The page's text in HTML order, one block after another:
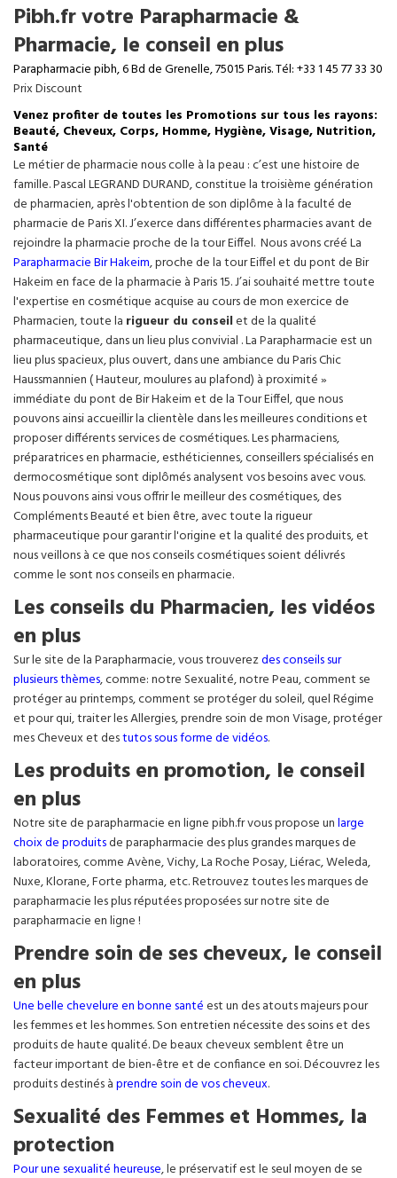
Pibh.fr votre Parapharmacie &
Pharmacie, le conseil en plus
Parapharmacie pibh, 6 Bd de Grenelle, 75015 Paris. Tél: +33 1 45 77 33 30
Prix Discount
Venez profiter de toutes les Promotions sur tous les rayons:
Beauté, Cheveux, Corps, Homme, Hygiène, Visage, Nutrition,
Santé
Le métier de pharmacie nous colle à la peau : c’est une histoire de
famille. Pascal LEGRAND DURAND, constitue la troisième génération
de pharmacien, après l'obtention de son diplôme à la faculté de
pharmacie de Paris XI. J’exerce dans différentes pharmacies avant de
rejoindre la pharmacie proche de la tour Eiffel. Nous avons créé La
Parapharmacie Bir Hakeim, proche de la tourEiffelet du pont de Bir
Hakeim en face de la pharmacie à Paris 15. J’ai souhaité mettre toute
l'expertise en cosmétique acquise au cours de mon exercice de
Pharmacien, toute la rigueur du conseilet de la qualité
pharmaceutique, dans un lieu plus convivial . La Parapharmacie est un
lieu plus spacieux, plus ouvert, dans une ambiance du Paris Chic
Haussmannien ( Hauteur, moulures au plafond) à proximité »
immédiate du pont de Bir Hakeim et de la Tour Eiffel, que nous
pouvons ainsi accueillir la clientèle dans les meilleures conditions et
proposer différents services de cosmétiques. Les pharmaciens,
préparatrices en pharmacie, esthéticiennes, conseillers spécialisés en
dermocosmétique sont diplômés analysent vos besoins avec vous.
Nous pouvons ainsi vous offrir le meilleur des cosmétiques, des
Compléments Beauté et bien être, avec toute la rigueur
pharmaceutique pour garantir l'origine et la qualité des produits, et
nous veillons à ce que nos conseils cosmétiques soient délivrés
comme le sont nos conseils en pharmacie.
Les conseils du Pharmacien, les vidéos
en plus
Sur le site de la Parapharmacie, vous trouverezdes conseils sur
plusieurs thèmes, comme: notre Sexualité, notre Peau, comment se
protéger au printemps, comment se protéger du soleil, quel Régime
et pour qui, traiter les Allergies, prendre soin de mon Visage, protéger
mes Cheveux et destutos sous forme de vidéos.
Les produits en promotion, le conseil
en plus
Notre site de parapharmacie en ligne pibh.fr vous propose unlarge
choix de produitsde parapharmacie des plus grandes marques de
laboratoires, comme Avène, Vichy, La Roche Posay, Liérac, Weleda,
Nuxe, Klorane, Forte pharma, etc. Retrouvez toutes les marques de
parapharmacie les plus réputées proposées sur notre site de
parapharmacie en ligne !
Prendre soin de ses cheveux, le conseil
en plus
Une belle chevelure en bonne santéest un des atouts majeurs pour
les femmes et les hommes. Son entretien nécessite des soins et des
produits de haute qualité. De beaux cheveux semblent être un
facteur important de bien-être et de confiance en soi. Découvrez les
produits destinés àprendre soin de vos cheveux.
Sexualité des Femmes et Hommes, la
protection
Pour une sexualité heureuse, le préservatif est le seul moyen de se